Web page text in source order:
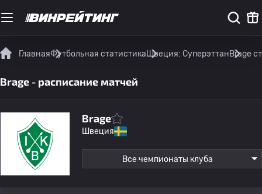
ГлавнаяФутбольная статистикаШвеция: СуперэттанBrage
Brage - расписание матчей
Brage
Швеция
Все чемпионаты клуба